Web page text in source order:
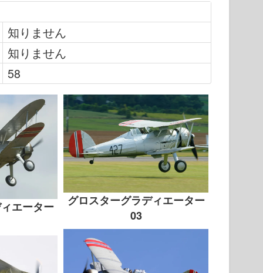
知りません
知りません
58
エーター
グロスターグラディエーター
03